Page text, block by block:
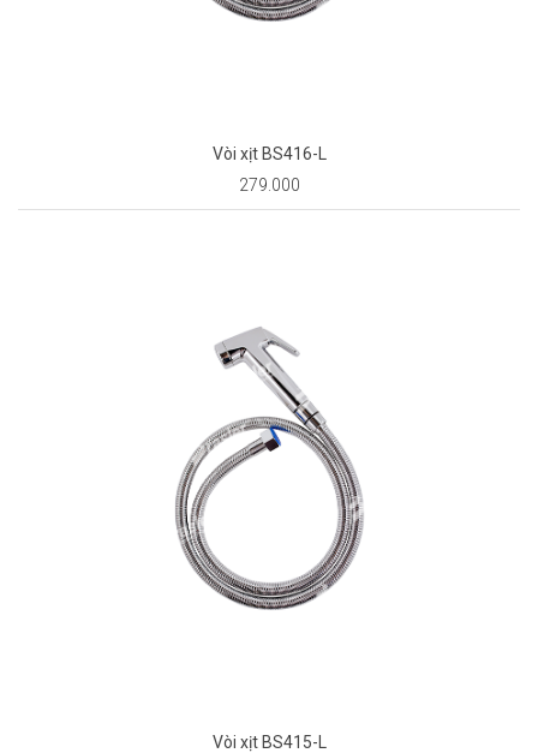
Vòi xịt BS416-L
279.000
Vòi xịt BS415-L